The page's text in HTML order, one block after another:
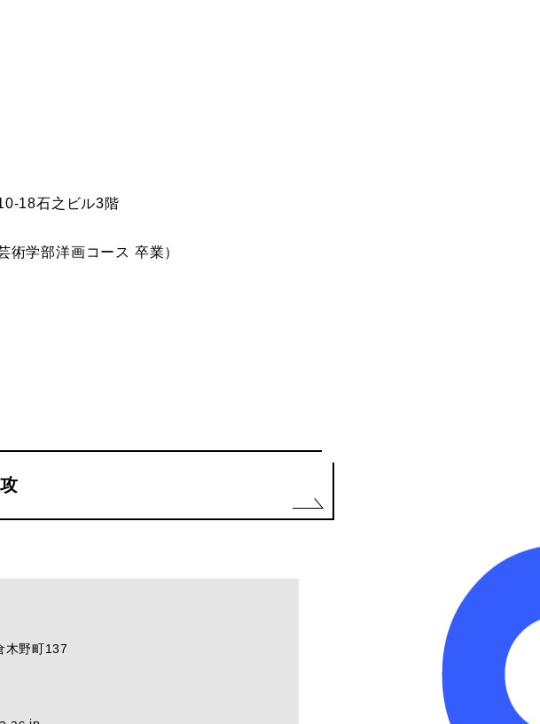
18石之ビル3階
術学部洋画コース 卒業）
木野町137